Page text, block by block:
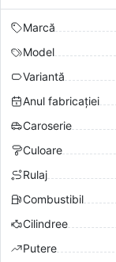
Marcă
Model
Variantă
Anul fabricației
Caroserie
Culoare
Rulaj
Combustibil
Cilindree
Putere